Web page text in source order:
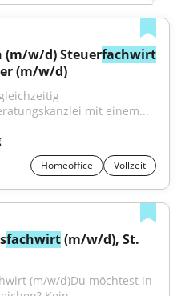
(m/w/d) Steuerfachwirt
(m/w/d)
mit einem...
Homeoffice Vollzeit
fachwirt (m/w/d), St.
(m/w/d)Du möchtest in